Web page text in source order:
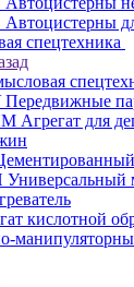
спецтехника
Агрегат для
кислотной